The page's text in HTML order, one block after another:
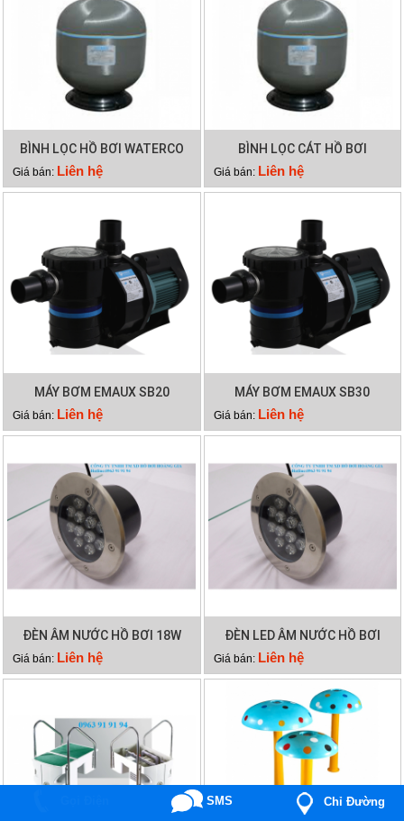
BÌNH LỌC HỒ BƠI WATERCO
S600
Giá bán: Liên hệ
BÌNH LỌC CÁT HỒ BƠI
WATERCO S500
Giá bán: Liên hệ
MÁY BƠM EMAUX SB20
Giá bán: Liên hệ
MÁY BƠM EMAUX SB30
Giá bán: Liên hệ
ĐÈN ÂM NƯỚC HỒ BƠI 18W
Giá bán: Liên hệ
ĐÈN LED ÂM NƯỚC HỒ BƠI
12W
Giá bán: Liên hệ
SMS Chỉ Đường